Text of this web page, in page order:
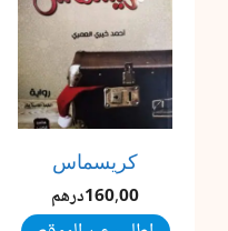
كريسماس
160,00درهم